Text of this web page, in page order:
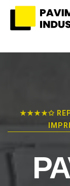
★★★★✩